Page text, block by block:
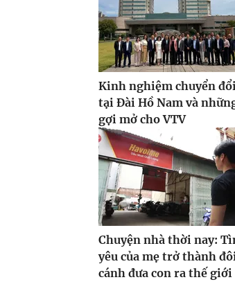
Kinh nghiệm chuyển
tại Đài Hồ Nam và
gợi mở cho VTV
Chuyện nhà thời nay:
yêu của mẹ trở thành
cánh đưa con ra thế giới